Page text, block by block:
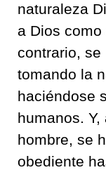
naturaleza
a Dios
contrario, se
tomando la
haciéndose
humanos.
hombre, se
obediente